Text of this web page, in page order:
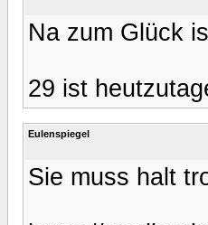
Na zum Glück
29 ist
Eulenspiegel
Sie muss halt